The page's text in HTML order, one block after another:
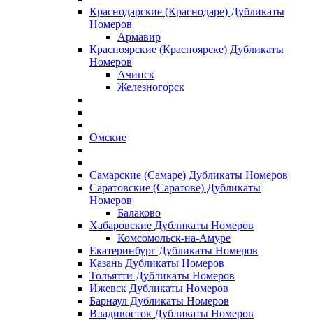
Краснодарские (Краснодаре) Дубликаты
Номеров
Армавир
Красноярские (Красноярске) Дубликаты
Номеров
Ачинск
Железногорск
Омские
Самарские (Самаре) Дубликаты Номеров
Саратовские (Саратове) Дубликаты
Номеров
Балаково
Хабаровские Дубликаты Номеров
Комсомольск-на-Амуре
Екатеринбург Дубликаты Номеров
Казань Дубликаты Номеров
Тольятти Дубликаты Номеров
Ижевск Дубликаты Номеров
Барнаул Дубликаты Номеров
Владивосток Дубликаты Номеров